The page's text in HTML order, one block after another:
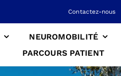
Contactez-nous
NEUROMOBILITÉ
PARCOURS PATIENT